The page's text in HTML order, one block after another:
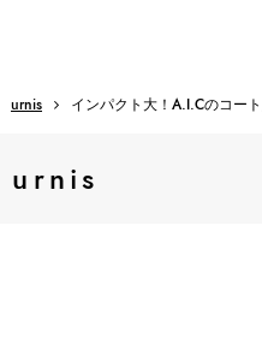
urnis インパクト大！A.I.Cのコー
urnis